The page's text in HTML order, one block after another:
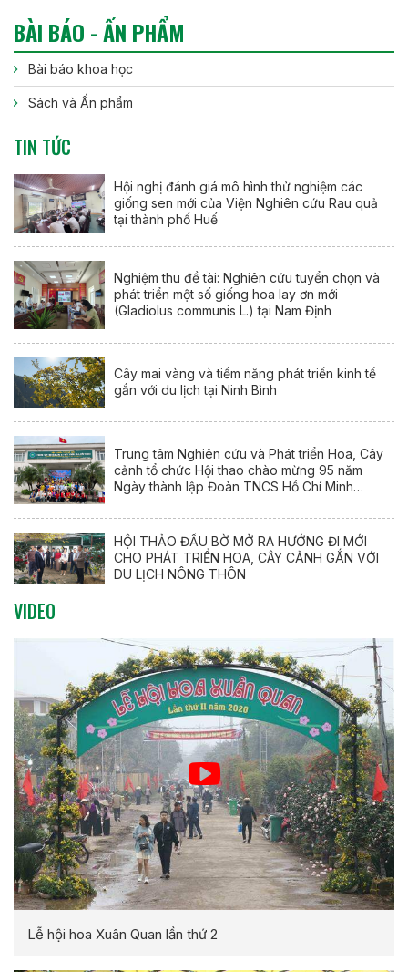
BÀI BÁO - ẤN PHẨM
Bài báo khoa học
Sách và Ấn phẩm
TIN TỨC
Hội nghị đánh giá mô hình thử nghiệm các
giống sen mới của Viện Nghiên cứu Rau quả
tại thành phố Huế
Nghiệm thu đề tài: Nghiên cứu tuyển chọn và
phát triển một số giống hoa lay ơn mới
(Gladiolus communis L.) tại Nam Định
Cây mai vàng và tiềm năng phát triển kinh tế
gắn với du lịch tại Ninh Bình
Trung tâm Nghiên cứu và Phát triển Hoa, Cây
cảnh tổ chức Hội thao chào mừng 95 năm
Ngày thành lập Đoàn TNCS Hồ Chí Minh
HỘI THẢO ĐẦU BỜ MỞ RA HƯỚNG ĐI MỚI
CHO PHÁT TRIỂN HOA, CÂY CẢNH GẮN VỚI
DU LỊCH NÔNG THÔN
VIDEO
Lễ hội hoa Xuân Quan lần thứ 2